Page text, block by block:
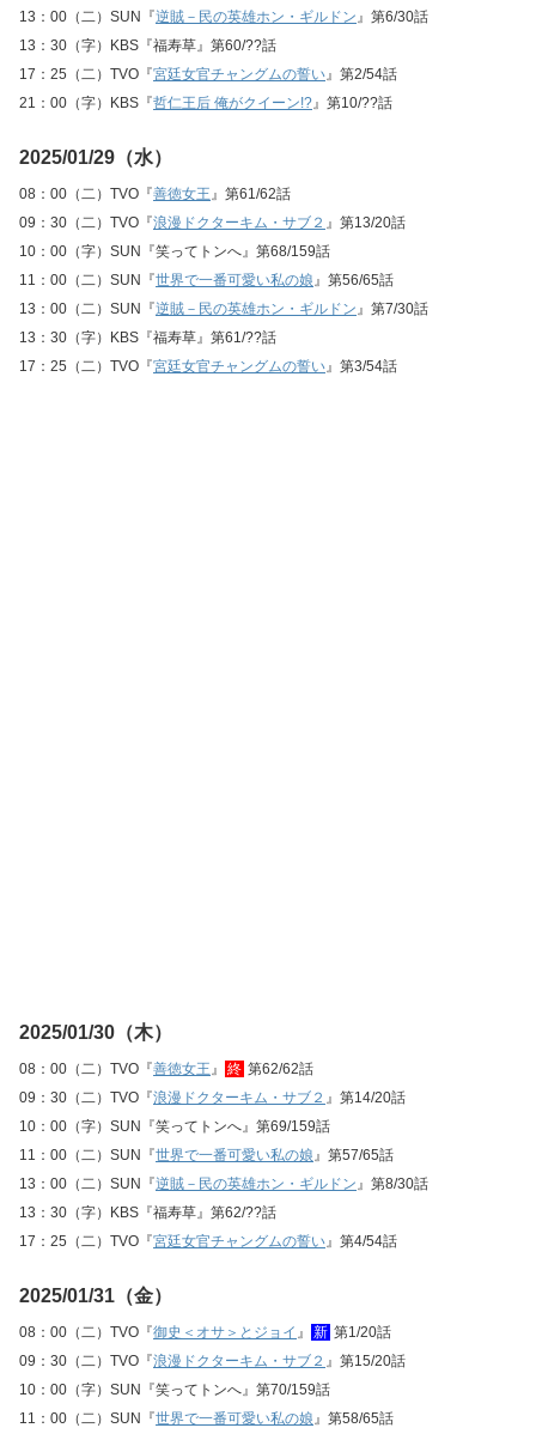
13：00（二）SUN『逆賊－民の英雄ホン・ギルドン』第6/30話
13：30（字）KBS『福寿草』第60/??話
17：25（二）TVO『宮廷女官チャングムの誓い』第2/54話
21：00（字）KBS『哲仁王后 俺がクイーン!?』第10/??話
2025/01/29（水）
08：00（二）TVO『善徳女王』第61/62話
09：30（二）TVO『浪漫ドクターキム・サブ２ 』第13/20話
10：00（字）SUN『笑ってトンへ』第68/159話
11：00（二）SUN『世界で一番可愛い私の娘』第56/65話
13：00（二）SUN『逆賊－民の英雄ホン・ギルドン』第7/30話
13：30（字）KBS『福寿草』第61/??話
17：25（二）TVO『宮廷女官チャングムの誓い』第3/54話
2025/01/30（木）
08：00（二）TVO『善徳女王』 終 第62/62話
09：30（二）TVO『浪漫ドクターキム・サブ２ 』第14/20話
10：00（字）SUN『笑ってトンへ』第69/159話
11：00（二）SUN『世界で一番可愛い私の娘』第57/65話
13：00（二）SUN『逆賊－民の英雄ホン・ギルドン』第8/30話
13：30（字）KBS『福寿草』第62/??話
17：25（二）TVO『宮廷女官チャングムの誓い』第4/54話
2025/01/31（金）
08：00（二）TVO『御史＜オサ＞とジョイ 』 新 第1/20話
09：30（二）TVO『浪漫ドクターキム・サブ２ 』第15/20話
10：00（字）SUN『笑ってトンへ』第70/159話
11：00（二）SUN『世界で一番可愛い私の娘』第58/65話